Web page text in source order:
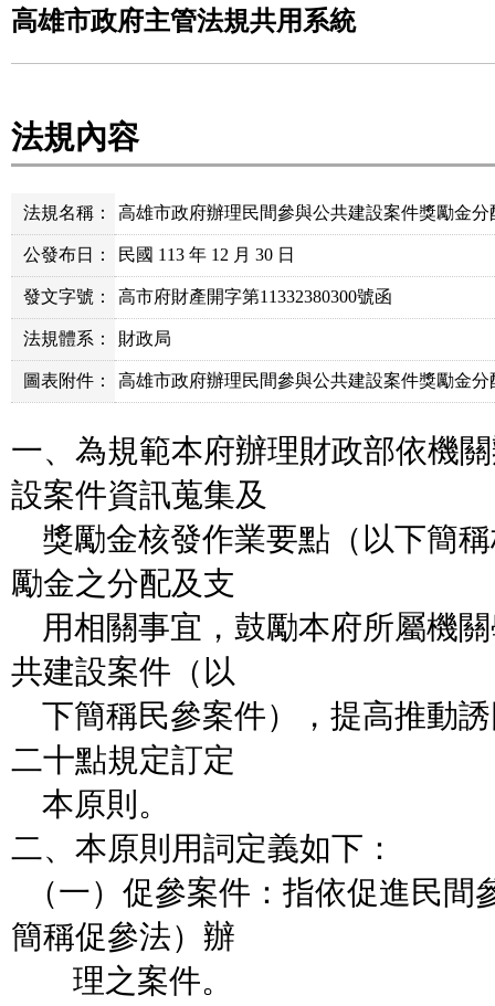
高雄市政府主管法規共用系統
法規內容
法規名稱： 高雄市政府辦理民間參與公共建設案件獎勵金分
公發布日： 民國 113 年 12 月 30 日
發文字號： 高市府財產開字第11332380300號函
法規體系： 財政局
圖表附件： 高雄市政府辦理民間參與公共建設案件獎勵金分
一、為規範本府辦理財政部依機
設案件資訊蒐集及
獎勵金核發作業要點（以下簡
勵金之分配及支
用相關事宜，鼓勵本府所屬機
共建設案件（以
下簡稱民參案件），提高推動
二十點規定訂定
本原則。
二、本原則用詞定義如下：
（一）促參案件：指依促進民間
簡稱促參法）辦
理之案件。